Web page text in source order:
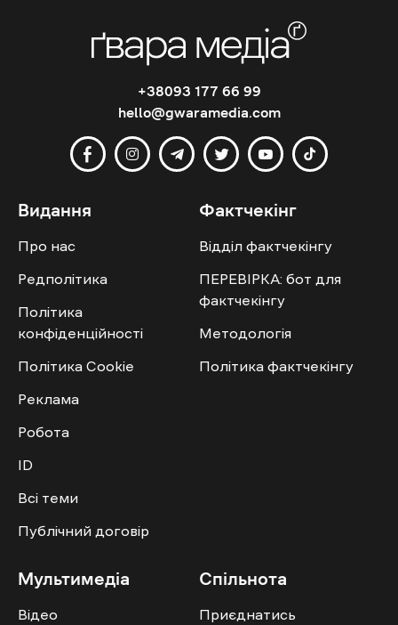
+38093 177 66 99
hello@gwaramedia.com
Видання
Про нас
Редполітика
Політика
конфіденційності
Політика Cookie
Реклама
Робота
ID
Всі теми
Публічний договір
Фактчекінг
Відділ фактчекінгу
ПЕРЕВІРКА: бот для
фактчекінгу
Методологія
Політика фактчекінгу
Мультимедіа
Відео
Спільнота
Приєднатись